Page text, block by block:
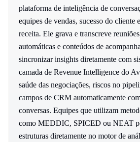
plataforma de inteligência de
equipes de vendas, sucesso do cliente
receita. Ele grava e transcreve
automáticas e conteúdos de
sincronizar insights diretamente com
camada de Revenue Intelligence do
saúde das negociações, riscos no
campos de CRM automaticamente
conversas. Equipes que utilizam
como MEDDIC, SPICED ou NEAT
estruturas diretamente no motor de